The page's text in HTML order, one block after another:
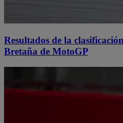
Resultados de la
Bretaña de MotoGP